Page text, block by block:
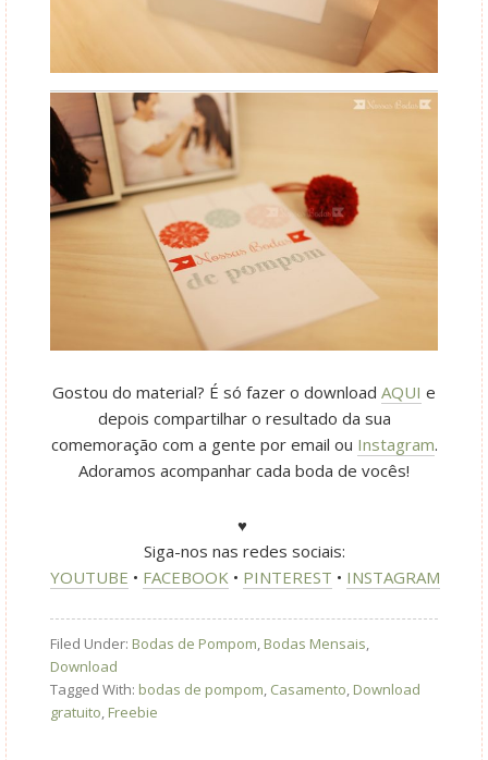
Gostou do material? É só fazer o download AQUI e
depois compartilhar o resultado da sua
comemoração com a gente por email ou Instagram.
Adoramos acompanhar cada boda de vocês!
♥
Siga-nos nas redes sociais:
YOUTUBE • FACEBOOK • PINTEREST • INSTAGRAM
Filed Under: Bodas de Pompom, Bodas Mensais,
Download
Tagged With: bodas de pompom, Casamento, Download
gratuito, Freebie